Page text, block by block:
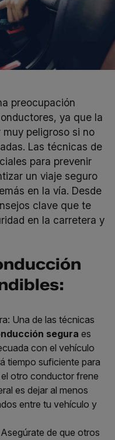
preocupación
ya que la
peligroso si no
Las técnicas de
para prevenir
un viaje seguro
en la vía. Desde
clave que te
en la carretera y
Una de las técnicas
segura es
con el vehículo
tiempo suficiente para
otro conductor frene
es dejar al menos
entre tu vehículo y
de que otros